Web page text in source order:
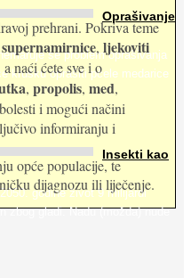
Oprašivanje
se problem oprašivanja
krušku oprašiti pčele medarice
Insekti kao
godine život 9 milijardi
zbog gladi. Nadu (možda) nude
prehrani. Pokriva teme
supernamirnice, ljekoviti
a naći ćete sve i o
, propolis, med,
i mogući načini
informiranju i
opće populacije, te
dijagnozu ili liječenje.